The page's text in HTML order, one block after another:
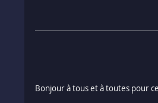
Bonjour à tous et à toutes pour